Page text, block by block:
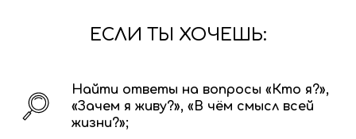
ЕСЛИ ТЫ ХОЧЕШЬ:
Найти ответы на вопросы «Кто я?»,
«Зачем я живу?», «В чём смысл всей
жизни?»;